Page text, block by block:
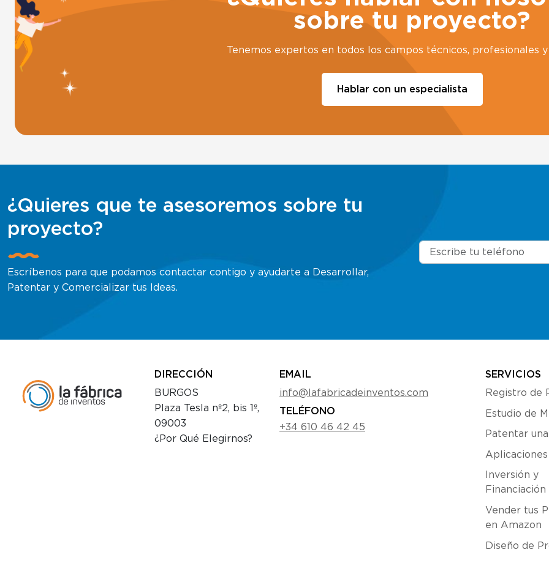
sobre tu proyecto?
Tenemos expertos en todos los campos técnicos, profesionales
Hablar con un especialista
¿Quieres que te asesoremos sobre tu
proyecto?
Escríbenos para que podamos contactar contigo y ayudarte a Desarrollar,
Patentar y Comercializar tus Ideas.
DIRECCIÓN
BURGOS
Plaza Tesla nº2, bis 1º,
09003
¿Por Qué Elegirnos?
EMAIL
info@lafabricadeinventos.com
TELÉFONO
+34 610 46 42 45
SERVICIOS
Registro de
Estudio de
Patentar
Inversión y
Financiación
Vender tus
en Amazon
Diseño de